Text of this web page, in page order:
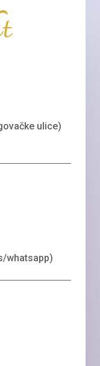
ulice)
whatsapp)